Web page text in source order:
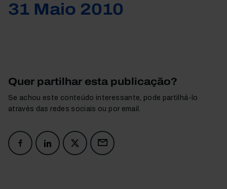
31 Maio 2010
Quer partilhar esta publicação?
Se achou este conteúdo interessante, pode partilhá-lo
através das redes sociais ou por email.